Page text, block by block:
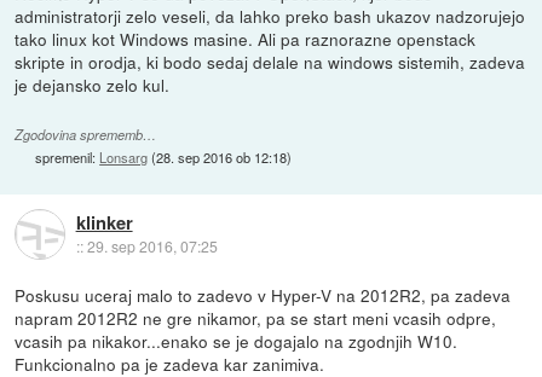
administratorji zelo veseli, da lahko preko bash ukazov nadzorujejo
tako linux kot Windows masine. Ali pa raznorazne openstack
skripte in orodja, ki bodo sedaj delale na windows sistemih, zadeva
je dejansko zelo kul.
Zgodovina sprememb…
spremenil: Lonsarg(28. sep 2016 ob 12:18)
klinker
::29. sep 2016, 07:25
Poskusu uceraj malo to zadevo v Hyper-V na 2012R2, pa zadeva
napram 2012R2 ne gre nikamor, pa se start meni vcasih odpre,
vcasih pa nikakor...enako se je dogajalo na zgodnjih W10.
Funkcionalno pa je zadeva kar zanimiva.